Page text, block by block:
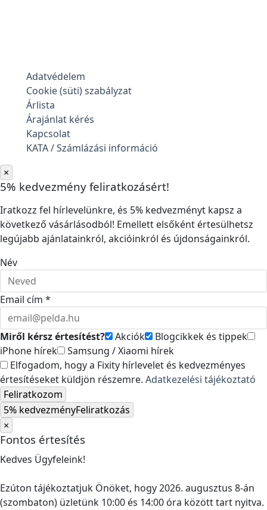
Adatvédelem
Cookie (süti) szabályzat
Árlista
Árajánlat kérés
Kapcsolat
KATA / Számlázási információ
×
5% kedvezmény feliratkozásért!
Iratkozz fel hírlevelünkre, és 5% kedvezményt kapsz a
következő vásárlásodból! Emellett elsőként értesülhetsz
legújabb ajánlatainkról, akcióinkról és újdonságainkról.
Név
Email cím *
Miről kérsz értesítést? Akciók
Blogcikkek és tippek
iPhone hírek
Samsung / Xiaomi hírek
Elfogadom, hogy a Fixity hírlevelet és kedvezményes
értesítéseket küldjön részemre. Adatkezelési tájékoztató
Feliratkozom
5% kedvezményFeliratkozás
×
Fontos értesítés
Kedves Ügyfeleink!
Ezúton tájékoztatjuk Önöket, hogy 2026. augusztus 8-án
(szombaton) üzletünk 10:00 és 14:00 óra között tart nyitva.